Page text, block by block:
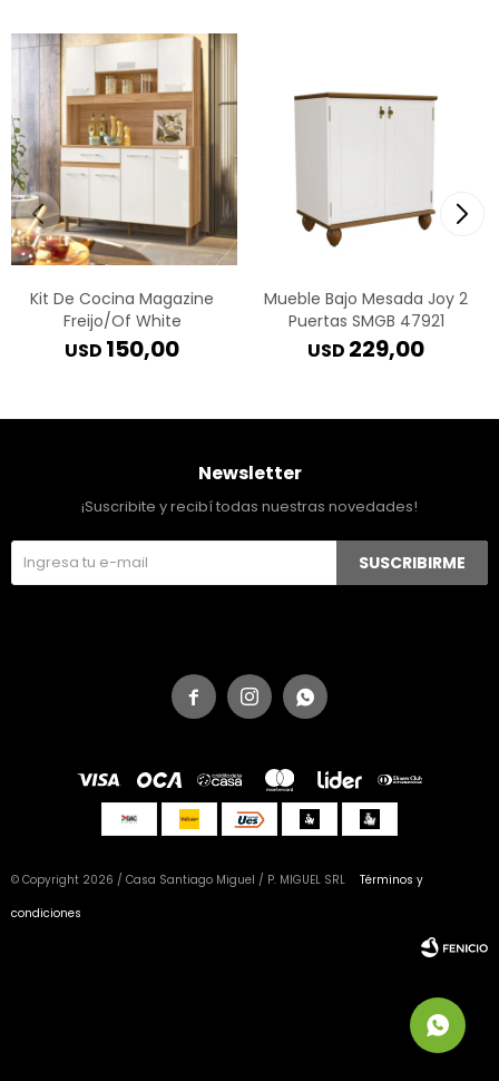
Kit De Cocina Magazine
Freijo/Of White
USD 150,00
Mueble Bajo Mesada Joy 2
Puertas SMGB 47921
USD 229,00
  
Newsletter
¡Suscribite y recibí todas nuestras novedades!
SUSCRIBIRME
© Copyright 2026 / Casa Santiago Miguel / P. MIGUEL SRL
Términos y
condiciones